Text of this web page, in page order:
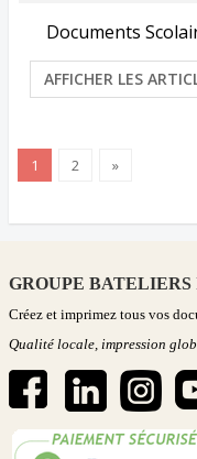
Documents
AFFICHER LES
1 2 »
GROUPE
Créez et imprimez tous vos
Qualité locale, impression